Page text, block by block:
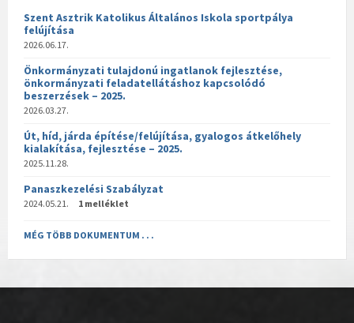
Szent Asztrik Katolikus Általános Iskola sportpálya
felújítása
2026.06.17.
Önkormányzati tulajdonú ingatlanok fejlesztése,
önkormányzati feladatellátáshoz kapcsolódó
beszerzések – 2025.
2026.03.27.
Út, híd, járda építése/felújítása, gyalogos átkelőhely
kialakítása, fejlesztése – 2025.
2025.11.28.
Panaszkezelési Szabályzat
2024.05.21. 1 melléklet
MÉG TÖBB DOKUMENTUM . . .